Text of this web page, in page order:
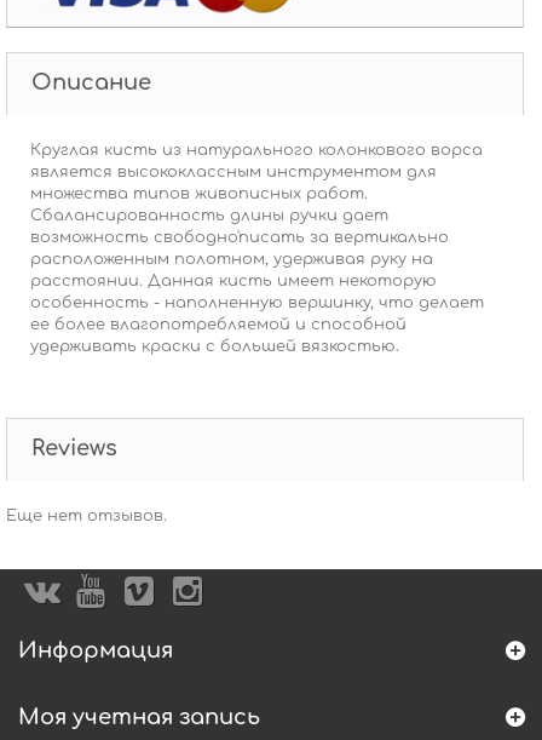
Описание
Круглая кисть из натурального колонкового ворса
является высококлассным инструментом для
множества типов живописных работ.
Сбалансированность длины ручки дает
возможность свободно'писать за вертикально
расположенным полотном, удерживая руку на
расстоянии. Данная кисть имеет некоторую
особенность - наполненную вершинку, что делает
ее более влагопотребляемой и способной
удерживать краски с большей вязкостью.
Reviews
Еще нет отзывов.
Информация
Моя учетная запись